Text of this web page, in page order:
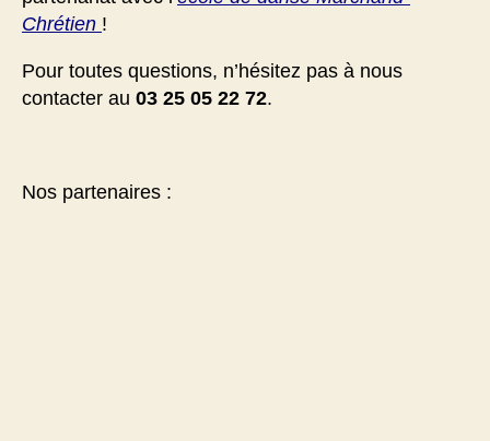
Chrétien !
Pour toutes questions, n’hésitez pas à nous
contacter au 03 25 05 22 72.
Nos partenaires :